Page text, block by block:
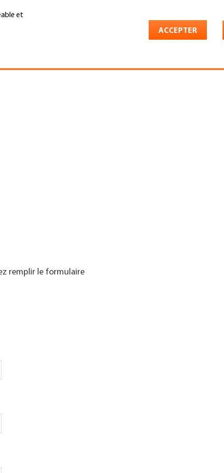
et
ACCEPTER
Shop
remplir le formulaire